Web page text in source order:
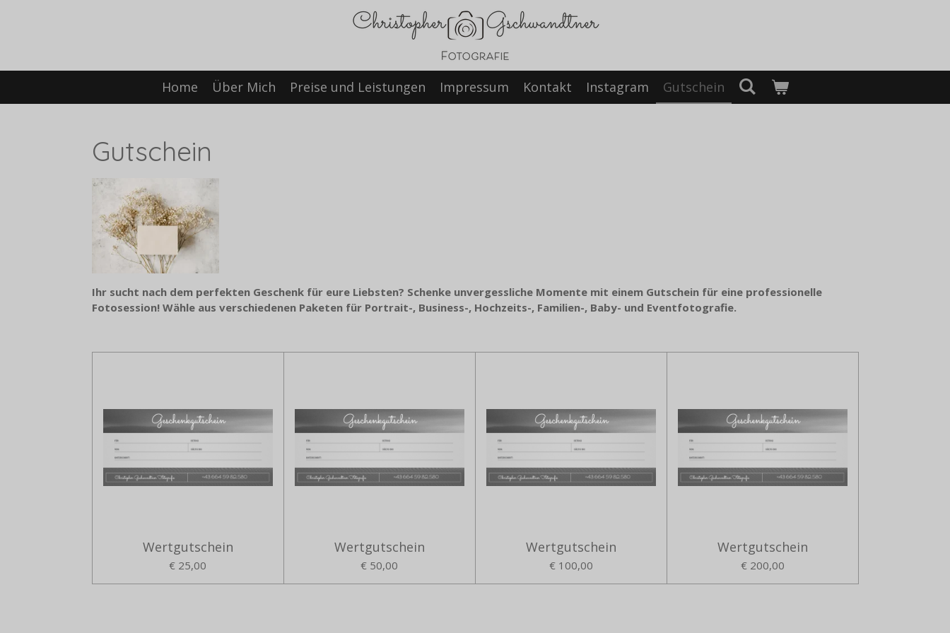
Home Über Mich Preise und Leistungen Impressum Kontakt Instagram Gutschein
Gutschein
Ihr sucht nach dem perfekten Geschenk für eure Liebsten? Schenke unvergessliche Momente mit einem Gutschein für eine professionelle
Fotosession! Wähle aus verschiedenen Paketen für Portrait-, Business-, Hochzeits-, Familien-, Baby- und Eventfotografie.
Wertgutschein
€ 25,00
Wertgutschein
€ 50,00
Wertgutschein
€ 100,00
Wertgutschein
€ 200,00